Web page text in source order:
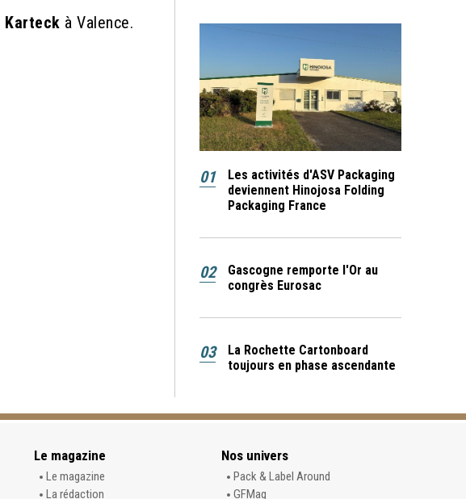
Karteck à Valence.
01
Les activités d'ASV Packaging
deviennent Hinojosa Folding
Packaging France
02
Gascogne remporte l'Or au
congrès Eurosac
03
La Rochette Cartonboard
toujours en phase ascendante
Le magazine
Le magazine
La rédaction
Nos univers
Pack & Label Around
GFMag